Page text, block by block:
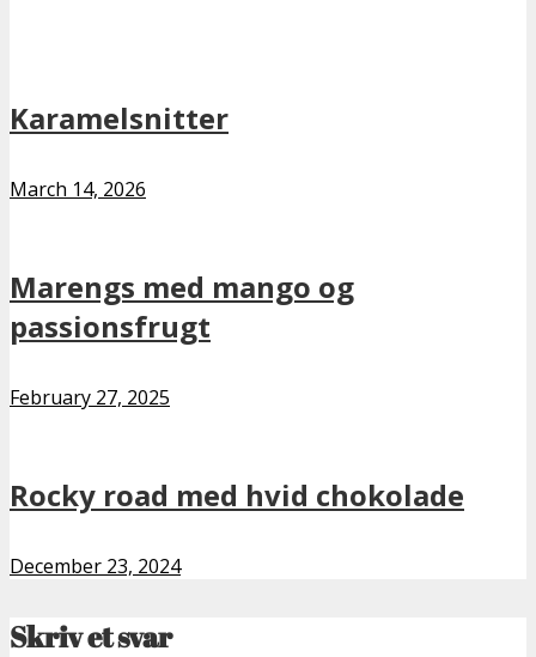
Karamelsnitter
March 14, 2026
Marengs med mango og
passionsfrugt
February 27, 2025
Rocky road med hvid chokolade
December 23, 2024
Skriv et svar